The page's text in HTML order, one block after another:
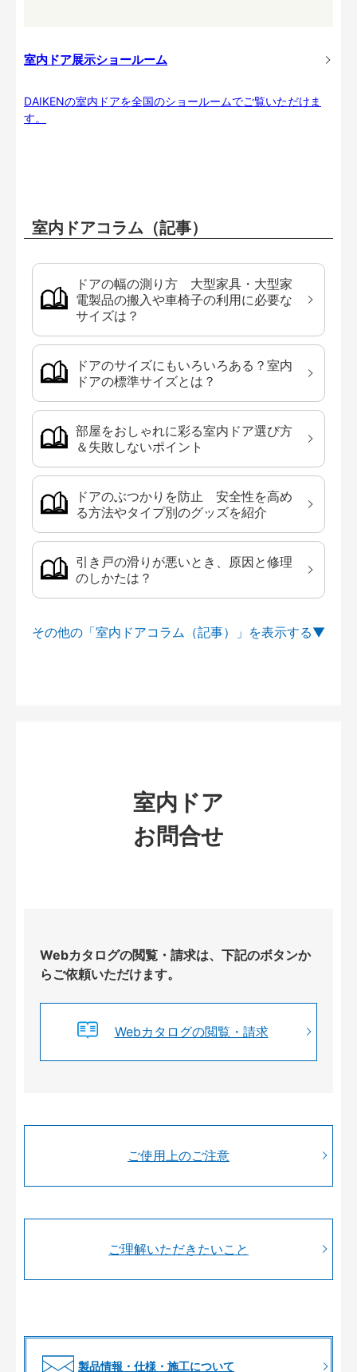
室内ドア展示ショールーム
DAIKENの室内ドアを全国のショールームでご覧いただけま
す。
室内ドアコラム（記事）
ドアの幅の測り方 大型家具・大型家
電製品の搬入や車椅子の利用に必要な
サイズは？
ドアのサイズにもいろいろある？室内
ドアの標準サイズとは？
部屋をおしゃれに彩る室内ドア選び方
＆失敗しないポイント
ドアのぶつかりを防止 安全性を高め
る方法やタイプ別のグッズを紹介
引き戸の滑りが悪いとき、原因と修理
のしかたは？
その他の「室内ドアコラム（記事）」を
室内ドア
お問合せ
Webカタログの閲覧・請求は、下記のボタンか
らご依頼いただけます。
Webカタログの閲覧・請求
ご使用上のご注意
ご理解いただきたいこと
製品情報・仕様・施工について